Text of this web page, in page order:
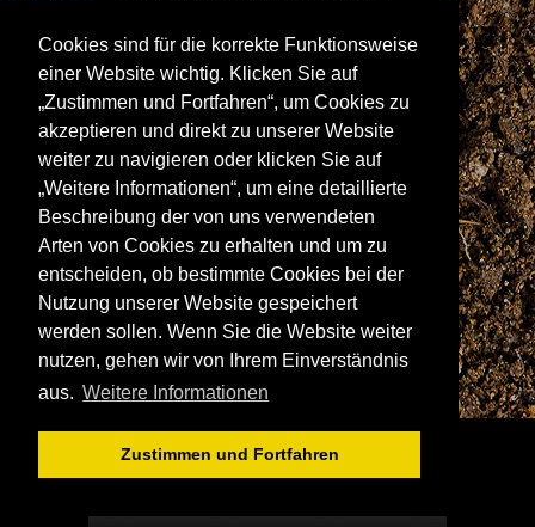
Cookies sind für die korrekte Funktionsweise
einer Website wichtig. Klicken Sie auf
„Zustimmen und Fortfahren“, um Cookies zu
akzeptieren und direkt zu unserer Website
weiter zu navigieren oder klicken Sie auf
„Weitere Informationen“, um eine detaillierte
Beschreibung der von uns verwendeten
Arten von Cookies zu erhalten und um zu
entscheiden, ob bestimmte Cookies bei der
Nutzung unserer Website gespeichert
werden sollen. Wenn Sie die Website weiter
nutzen, gehen wir von Ihrem Einverständnis
aus. Weitere Informationen
Zustimmen und Fortfahren
Stuhl/Bank
Truhe
Vitrine
Wohnwand
ANSCHRIFT
Spitalstraße 15
D-97421 Schweinfurt
Tel +49-9721 60555-60
Fax +49-9721 60555-99
E-Mail: info@wolf-moebel.de